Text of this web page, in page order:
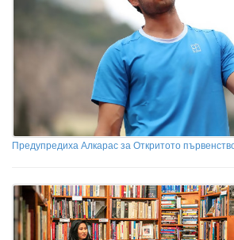
Предупредиха Алкарас за Откритото